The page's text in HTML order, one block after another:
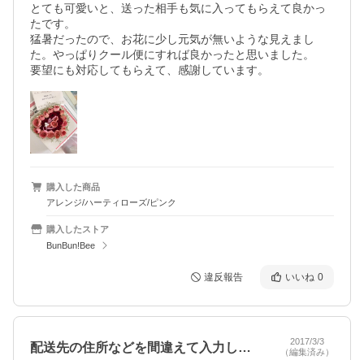
とても可愛いと、送った相手も気に入ってもらえて良かっ
たです。
猛暑だったので、お花に少し元気が無いような見えまし
た。やっぱりクール便にすれば良かったと思いました。
要望にも対応してもらえて、感謝しています。
購入した商品
アレンジ/ハーティローズ/ピンク
購入したストア
BunBun!Bee
違反報告 いいね 0
配送先の住所などを間違えて入力してしま…
2017/3/3
（編集済み）